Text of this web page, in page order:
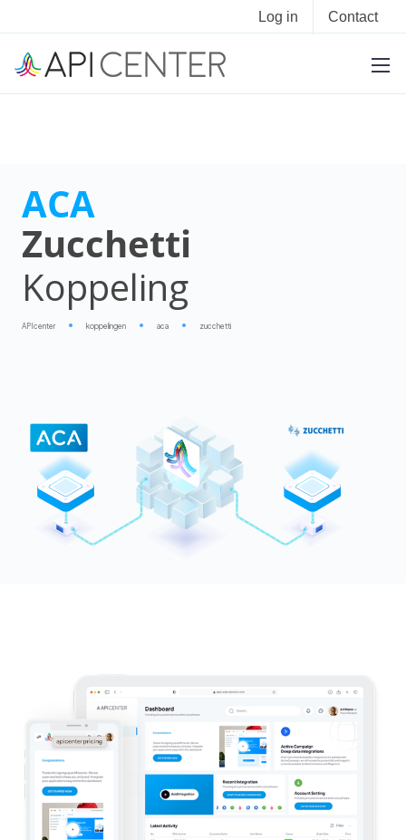
Log in Contact
ACA
Zucchetti
Koppeling
APIcenter koppelingen aca zucchetti